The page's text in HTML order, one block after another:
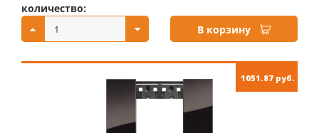
количество:
В корзину
1051.87 руб.